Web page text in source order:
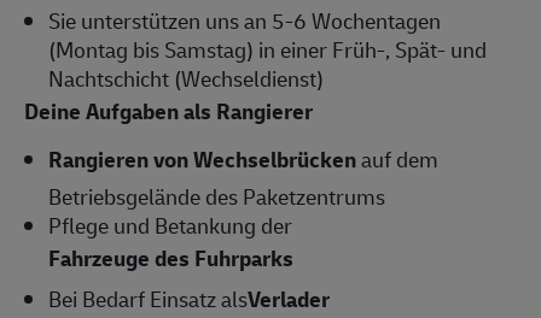
Sie unterstützen uns an 5-6 Wochentagen
(Montag bis Samstag) in einer Früh-, Spät- und
Nachtschicht (Wechseldienst)
Deine Aufgaben als Rangierer
Rangieren von Wechselbrückenauf dem
Betriebsgelände des Paketzentrums
Pflege und Betankung der
Fahrzeuge des Fuhrparks
Bei Bedarf Einsatz alsVerlader